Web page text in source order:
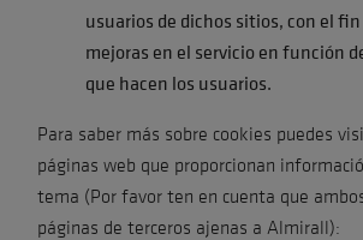
usuarios de dichos sitios, con el
mejoras en el servicio en función
que hacen los usuarios.
Para saber más sobre cookies puedes
páginas web que proporcionan
tema (Por favor ten en cuenta que
páginas de terceros ajenas a Almirall):